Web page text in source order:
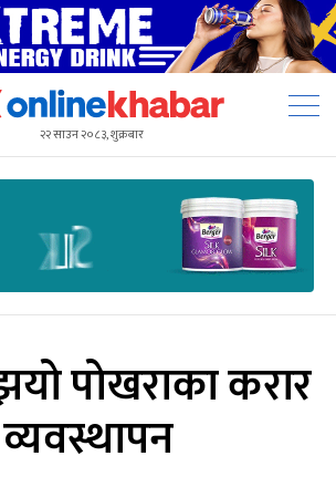
२२ साउन २०८३, शुक्रबार
पोखराका करार